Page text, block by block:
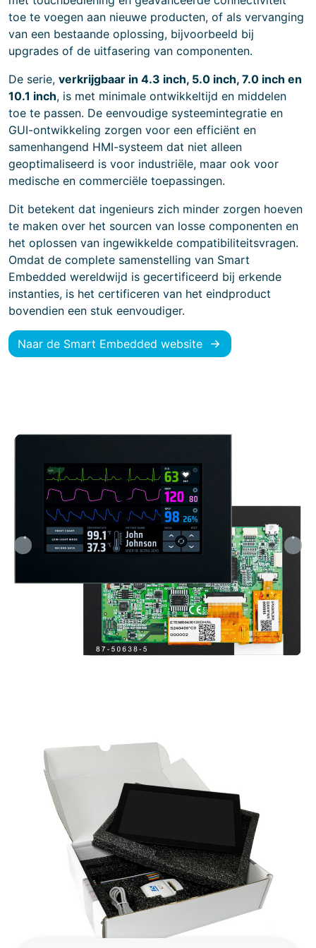
toe te voegen aan nieuwe producten, of als vervanging
van een bestaande oplossing, bijvoorbeeld bij
upgrades of de uitfasering van componenten.
De serie, verkrijgbaar in 4.3 inch, 5.0 inch, 7.0 inch en
10.1 inch, is met minimale ontwikkeltijd en middelen
toe te passen. De eenvoudige systeemintegratie en
GUI-ontwikkeling zorgen voor een efficiënt en
samenhangend HMI-systeem dat niet alleen
geoptimaliseerd is voor industriële, maar ook voor
medische en commerciële toepassingen.
Dit betekent dat ingenieurs zich minder zorgen hoeven
te maken over het sourcen van losse componenten en
het oplossen van ingewikkelde compatibiliteitsvragen.
Omdat de complete samenstelling van Smart
Embedded wereldwijd is gecertificeerd bij erkende
instanties, is het certificeren van het eindproduct
bovendien een stuk eenvoudiger.
Naar de Smart Embedded website
Previous